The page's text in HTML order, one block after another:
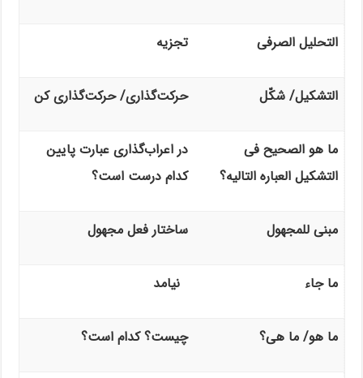
التحلیل الصرفی تجزیه
التشکیل/ شکّل حرکت‌گذاری/ حرکت‌گذاری کن
ما هو الصحیح فی
التشکیل العباره التالیه؟
در اعراب‌گذاری عبارت پایین
کدام درست است؟
مبنی للمجهول ساختار فعل مجهول
ما جاء نیامد
ما هو/ ما هی؟ چیست؟ کدام است؟